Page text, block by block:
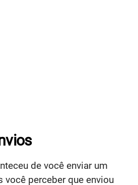
de você enviar um
perceber que enviou